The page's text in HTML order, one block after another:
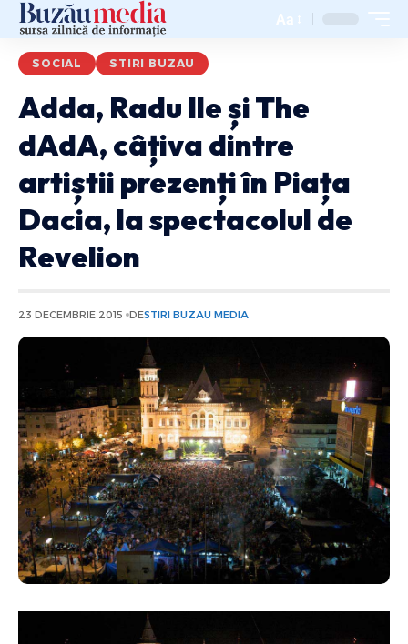
Aa
SOCIAL STIRI BUZAU
Adda, Radu Ile și The
dAdA, câțiva dintre
artiștii prezenți în Piața
Dacia, la spectacolul de
Revelion
23 DECEMBRIE 2015 DESTIRI BUZAU MEDIA